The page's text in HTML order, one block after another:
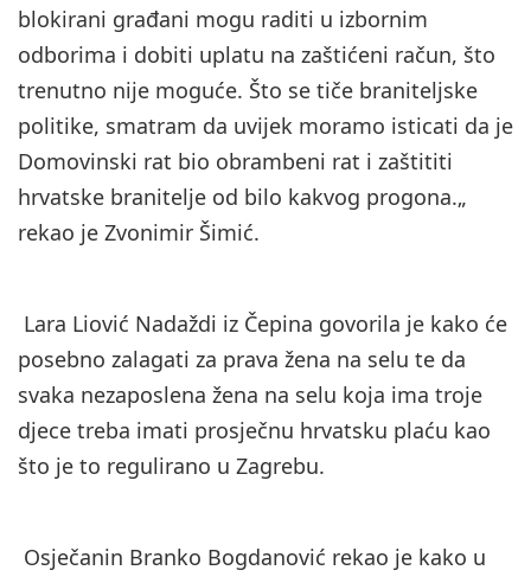
blokirani građani mogu raditi u izbornim
odborima i dobiti uplatu na zaštićeni račun, što
trenutno nije moguće. Što se tiče braniteljske
politike, smatram da uvijek moramo isticati da je
Domovinski rat bio obrambeni rat i zaštititi
hrvatske branitelje od bilo kakvog progona.„
rekao je Zvonimir Šimić.
Lara Liović Nadaždi iz Čepina govorila je kako će
posebno zalagati za prava žena na selu te da
svaka nezaposlena žena na selu koja ima troje
djece treba imati prosječnu hrvatsku plaću kao
što je to regulirano u Zagrebu.
Osječanin Branko Bogdanović rekao je kako u